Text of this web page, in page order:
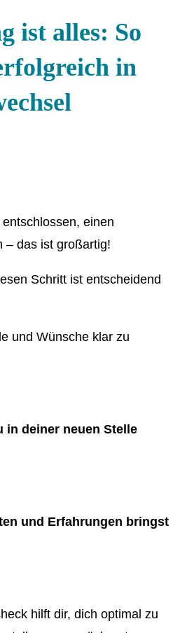
ist alles: So
in
einen
– das ist großartig!
Schritt ist entscheidend
und Wünsche klar zu
in deiner neuen Stelle
und Erfahrungen bringst
hilft dir, dich optimal zu